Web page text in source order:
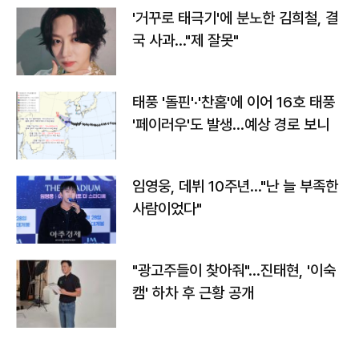
'거꾸로 태극기'에 분노한 김희철, 결
국 사과…"제 잘못"
태풍 '돌핀'·'찬홈'에 이어 16호 태풍
'페이러우'도 발생…예상 경로 보니
임영웅, 데뷔 10주년…"난 늘 부족한
사람이었다"
"광고주들이 찾아줘"…진태현, '이숙
캠' 하차 후 근황 공개